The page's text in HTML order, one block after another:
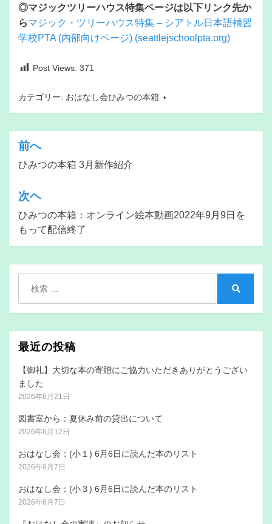
◎マジックツリーハウス特集ページは以下リンク先か
らマジック・ツリーハウス特集 – シアトル日本語補習
学校PTA (内部向けページ) (seattlejschoolpta.org)
Post Views: 371
カテゴリー: おはなし会ひみつの本箱
投
稿
ナ
ビ
ゲ
ー
シ
ョ
ン
前へ
ひみつの本箱 3月新作紹介
次ヘ
ひみつの本箱：オンライン絵本動画2022年9月9日を
もって配信終了
最近の投稿
【御礼】大切な本の寄贈にご協力いただきありがとうござい
ました
2026年6月21日
図書室から：夏休み前の貸出について
2026年6月12日
おはなし会：(小１) 6月6日に読んだ本のリスト
2026年6月7日
おはなし会：(小３) 6月6日に読んだ本のリスト
2026年6月7日